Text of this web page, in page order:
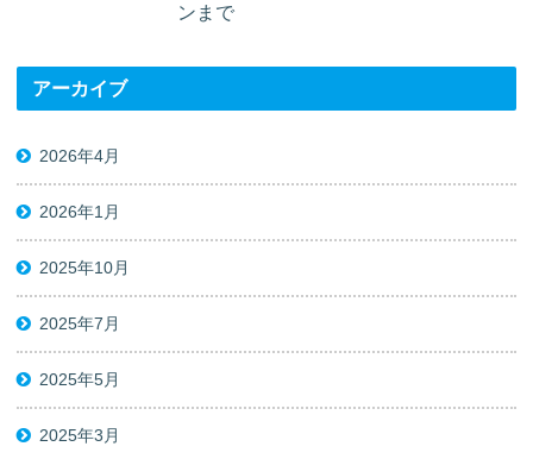
ンまで
アーカイブ
2026年4月
2026年1月
2025年10月
2025年7月
2025年5月
2025年3月